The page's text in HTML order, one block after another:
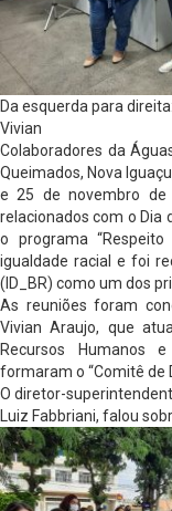
Da esquerda para
Vivian
Colaboradores da
Queimados, Nova
e 25 de novembro de
relacionados com o Dia
o programa
igualdade racial e foi
(ID_BR) como um dos
As reuniões foram
Vivian Araujo, que
Recursos Humanos
formaram o “Comitê de
O diretor-
Luiz Fabbriani, falou